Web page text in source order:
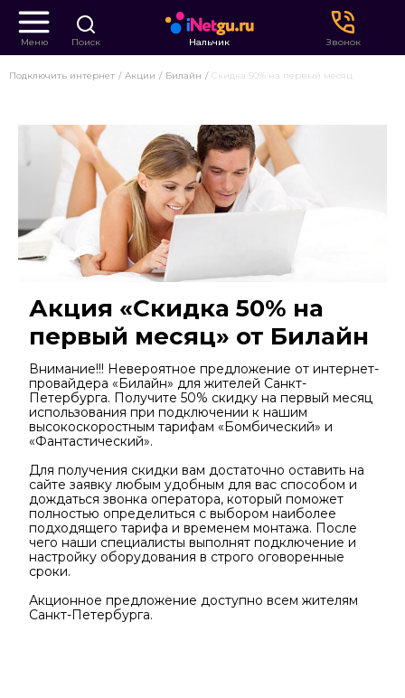
Меню Поиск Нальчик Звонок
Подключить интернет Акции Билайн Скидка 50% на первый месяц
Акция «Скидка 50% на
первый месяц» от Билайн
Внимание!!! Невероятное предложение от интернет-
провайдера «Билайн» для жителей Санкт-
Петербурга. Получите 50% скидку на первый месяц
использования при подключении к нашим
высокоскоростным тарифам «Бомбический» и
«Фантастический».
Для получения скидки вам достаточно оставить на
сайте заявку любым удобным для вас способом и
дождаться звонка оператора, который поможет
полностью определиться с выбором наиболее
подходящего тарифа и временем монтажа. После
чего наши специалисты выполнят подключение и
настройку оборудования в строго оговоренные
сроки.
Акционное предложение доступно всем жителям
Санкт-Петербурга.